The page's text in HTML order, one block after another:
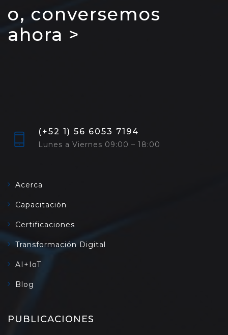
o, conversemos
ahora >
(+52 1) 56 6053 7194
Lunes a Viernes 09:00 – 18:00
Acerca
Capacitación
Certificaciones
Transformación Digital
AI+IoT
Blog
PUBLICACIONES